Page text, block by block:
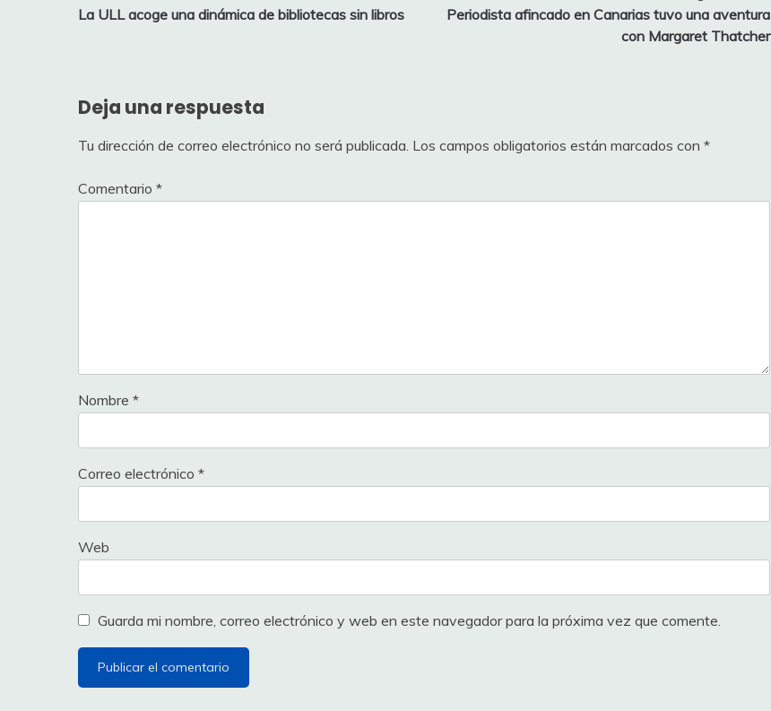
de
La ULL acoge una dinámica de bibliotecas sin libros
Periodista afincado en Canarias tuvo una aventura
con Margaret Thatcher
Deja una respuesta
Tu dirección de correo electrónico no será publicada. Los campos obligatorios están marcados con *
Comentario *
Nombre *
Correo electrónico *
Web
Guarda mi nombre, correo electrónico y web en este navegador para la próxima vez que comente.